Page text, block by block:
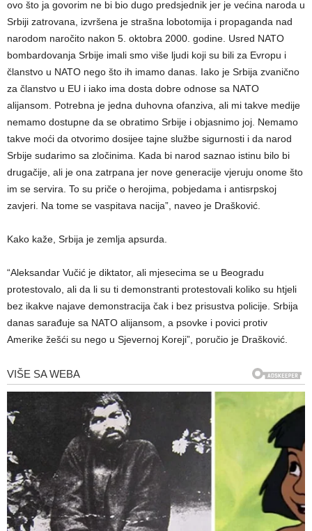
ovo što ja govorim ne bi bio dugo predsjednik jer je većina naroda u
Srbiji zatrovana, izvršena je strašna lobotomija i propaganda nad
narodom naročito nakon 5. oktobra 2000. godine. Usred NATO
bombardovanja Srbije imali smo više ljudi koji su bili za Evropu i
članstvo u NATO nego što ih imamo danas. Iako je Srbija zvanično
za članstvo u EU i iako ima dosta dobre odnose sa NATO
alijansom. Potrebna je jedna duhovna ofanziva, ali mi takve medije
nemamo dostupne da se obratimo Srbije i objasnimo joj. Nemamo
takve moći da otvorimo dosijee tajne službe sigurnosti i da narod
Srbije sudarimo sa zločinima. Kada bi narod saznao istinu bilo bi
drugačije, ali je ona zatrpana jer nove generacije vjeruju onome što
im se servira. To su priče o herojima, pobjedama i antisrpskoj
zavjeri. Na tome se vaspitava nacija”, naveo je Drašković.
Kako kaže, Srbija je zemlja apsurda.
“Aleksandar Vučić je diktator, ali mjesecima se u Beogradu
protestovalo, ali da li su ti demonstranti protestovali koliko su htjeli
bez ikakve najave demonstracija čak i bez prisustva policije. Srbija
danas sarađuje sa NATO alijansom, a psovke i povici protiv
Amerike žešći su nego u Sjevernoj Koreji”, poručio je Drašković.